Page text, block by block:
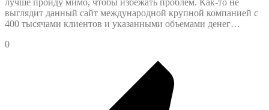
лучше пройду мимо, чтобы избежать проблем. Как-то не
выглядит данный сайт международной крупной компанией с
400 тысячами клиентов и указанными объемами денег…
0